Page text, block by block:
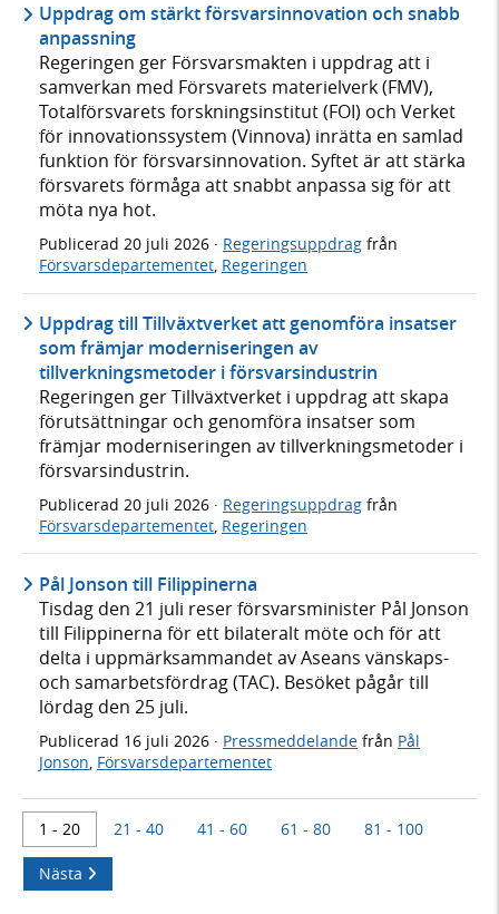
Uppdrag om stärkt försvarsinnovation och snabb
anpassning
Regeringen ger Försvarsmakten i uppdrag att i
samverkan med Försvarets materielverk (FMV),
Totalförsvarets forskningsinstitut (FOI) och Verket
för innovationssystem (Vinnova) inrätta en samlad
funktion för försvarsinnovation. Syftet är att stärka
försvarets förmåga att snabbt anpassa sig för att
möta nya hot.
Publicerad 20 juli 2026 · Regeringsuppdrag från
Försvarsdepartementet, Regeringen
Uppdrag till Tillväxtverket att genomföra insatser
som främjar moderniseringen av
tillverkningsmetoder i försvarsindustrin
Regeringen ger Tillväxtverket i uppdrag att skapa
förutsättningar och genomföra insatser som
främjar moderniseringen av tillverkningsmetoder i
försvarsindustrin.
Publicerad 20 juli 2026 · Regeringsuppdrag från
Försvarsdepartementet, Regeringen
Pål Jonson till Filippinerna
Tisdag den 21 juli reser försvarsminister Pål Jonson
till Filippinerna för ett bilateralt möte och för att
delta i uppmärksammandet av Aseans vänskaps-
och samarbetsfördrag (TAC). Besöket pågår till
lördag den 25 juli.
Publicerad 16 juli 2026 · Pressmeddelande från Pål
Jonson Försvarsdepartementet
1 - 20 21 - 40 41 - 60 61 - 80 81 - 100
Nästa